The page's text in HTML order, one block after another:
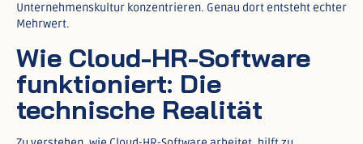
Unternehmenskultur konzentrieren. Genau dort entsteht echter
Mehrwert.
Wie Cloud-HR-Software
funktioniert: Die
technische Realität